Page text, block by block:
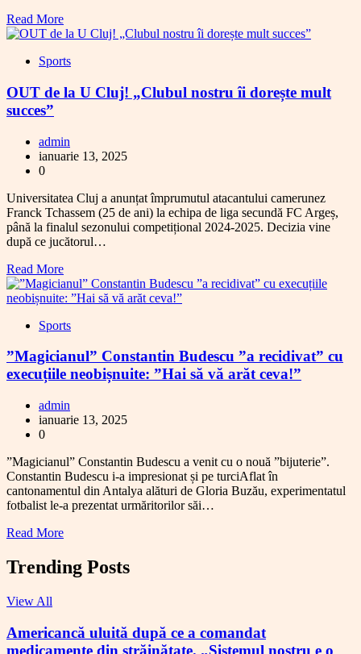
Read More
Sports
OUT de la U Cluj! „Clubul nostru îi dorește mult
succes”
admin
ianuarie 13, 2025
0
Universitatea Cluj a anunțat împrumutul atacantului camerunez
Franck Tchassem (25 de ani) la echipa de liga secundă FC Argeș,
până la finalul sezonului competițional 2024-2025. Decizia vine
după ce jucătorul…
Read More
Sports
”Magicianul” Constantin Budescu ”a recidivat” cu
execuțiile neobișnuite: ”Hai să vă arăt ceva!”
admin
ianuarie 13, 2025
0
”Magicianul” Constantin Budescu a venit cu o nouă ”bijuterie”.
Constantin Budescu i-a impresionat și pe turciAflat în
cantonamentul din Antalya alături de Gloria Buzău, experimentatul
fotbalist le-a prezentat urmăritorilor săi…
Read More
Trending Posts
View All
Americancă uluită după ce a comandat
medicamente din străinătate. „Sistemul nostru e o